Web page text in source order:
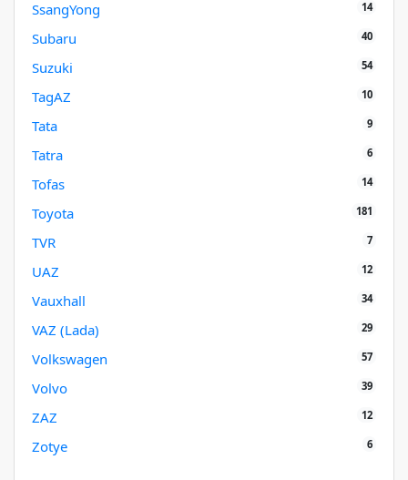
SsangYong 14
Subaru 40
Suzuki 54
TagAZ 10
Tata 9
Tatra 6
Tofas 14
Toyota 181
TVR 7
UAZ 12
Vauxhall 34
VAZ (Lada) 29
Volkswagen 57
Volvo 39
ZAZ 12
Zotye 6